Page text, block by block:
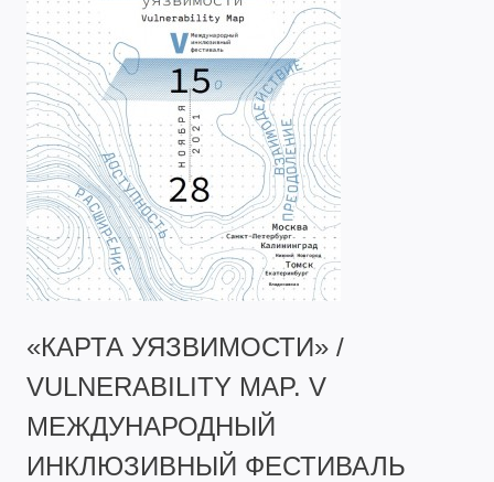
«КАРТА УЯЗВИМОСТИ» /
VULNERABILITY MAP. V
МЕЖДУНАРОДНЫЙ
ИНКЛЮЗИВНЫЙ ФЕСТИВАЛЬ